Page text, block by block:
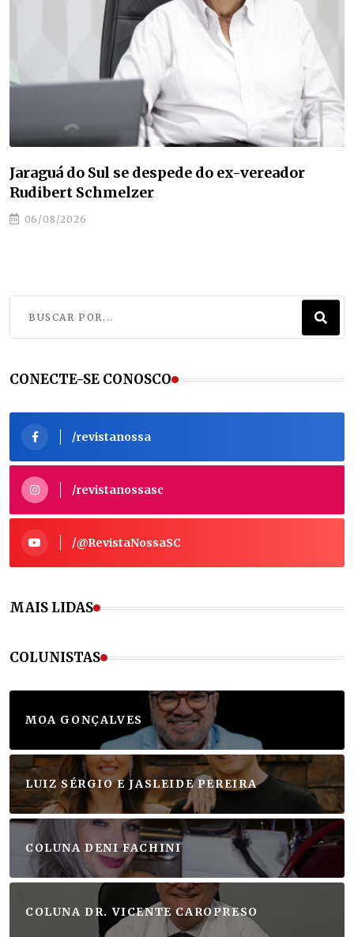
O que uma cidade de 2 mil habitantes tem a
ensinar à América Latina sobre turismo
06/08/2026
CONECTE-SE CONOSCO
/revistanossa
/revistanossasc
/@RevistaNossaSC
MAIS LIDAS
COLUNISTAS
MOA GONÇALVES
LUIZ SÉRGIO E JASLEIDE PEREIRA
COLUNA DENI FACHINI
COLUNA DR. VICENTE CAROPRESO